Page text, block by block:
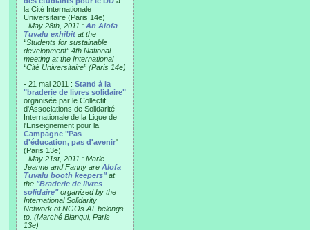
la Cité Internationale
Universitaire (Paris 14e)
- May 28th, 2011 : An Alofa
Tuvalu exhibit at the
“Students for sustainable
development” 4th National
meeting at the International
“Cité Universitaire” (Paris 14e)
- 21 mai 2011 : Stand à la
"braderie de livres solidaire"
organisée par le Collectif
d'Associations de Solidarité
Internationale de la Ligue de
l'Enseignement pour la
Campagne "Pas
d'éducation, pas d'avenir"
(Paris 13e)
- May 21st, 2011 : Marie-
Jeanne and Fanny are Alofa
Tuvalu booth keepers"at
the "Braderie de livres
solidaire"organized by the
International Solidarity
Network of NGOs AT belongs
to. (Marché Blanqui, Paris
13e)